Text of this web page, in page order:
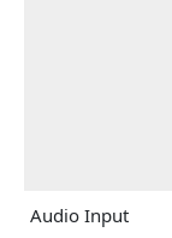
Audio Input